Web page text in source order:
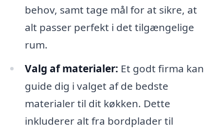
behov, samt tage mål for at sikre, at
alt passer perfekt i det tilgængelige
rum.
Valg af materialer: Et godt firma kan
guide dig i valget af de bedste
materialer til dit køkken. Dette
inkluderer alt fra bordplader til